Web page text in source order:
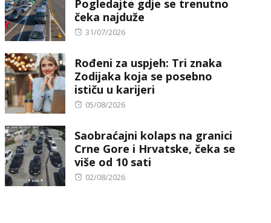
Pogledajte gdje se trenutno
čeka najduže
Posted
31/07/2026
Rođeni za uspjeh: Tri znaka
Zodijaka koja se posebno
ističu u karijeri
Posted
05/08/2026
Saobraćajni kolaps na granici
Crne Gore i Hrvatske, čeka se
više od 10 sati
Posted
02/08/2026